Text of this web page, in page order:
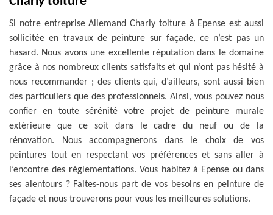
Si notre entreprise Allemand Charly toiture à Epense est aussi
sollicitée en travaux de peinture sur façade, ce n’est pas un
hasard. Nous avons une excellente réputation dans le domaine
grâce à nos nombreux clients satisfaits et qui n’ont pas hésité à
nous recommander ; des clients qui, d’ailleurs, sont aussi bien
des particuliers que des professionnels. Ainsi, vous pouvez nous
confier en toute sérénité votre projet de peinture murale
extérieure que ce soit dans le cadre du neuf ou de la
rénovation. Nous accompagnerons dans le choix de vos
peintures tout en respectant vos préférences et sans aller à
l’encontre des réglementations. Vous habitez à Epense ou dans
ses alentours ? Faites-nous part de vos besoins en peinture de
façade et nous trouverons pour vous les meilleures solutions.